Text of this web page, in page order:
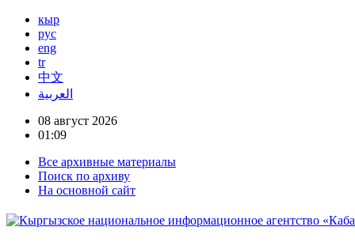
кыр
рус
eng
tr
中文
العربية
08 август 2026
01:09
Все архивные материалы
Поиск по архиву
На основной сайт